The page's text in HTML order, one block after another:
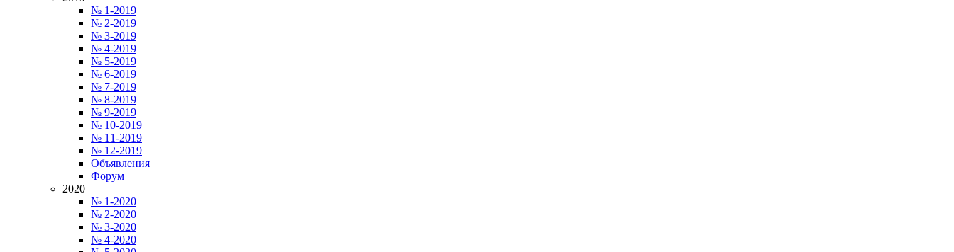
№ 1-2019
№ 2-2019
№ 3-2019
№ 4-2019
№ 5-2019
№ 6-2019
№ 7-2019
№ 8-2019
№ 9-2019
№ 10-2019
№ 11-2019
№ 12-2019
Объявления
Форум
2020
№ 1-2020
№ 2-2020
№ 3-2020
№ 4-2020